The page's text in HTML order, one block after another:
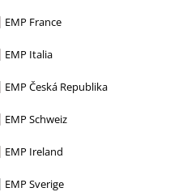
EMP France
EMP Italia
EMP Česká Republika
EMP Schweiz
EMP Ireland
EMP Sverige
4 déc. 2015
solide, la tête de Eddie